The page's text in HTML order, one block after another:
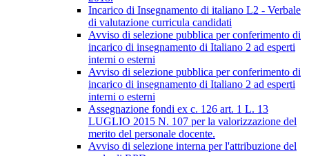
Incarico di Insegnamento di italiano L2 - Verbale
di valutazione curricula candidati
Avviso di selezione pubblica per conferimento di
incarico di insegnamento di Italiano 2 ad esperti
interni o esterni
Avviso di selezione pubblica per conferimento di
incarico di insegnamento di Italiano 2 ad esperti
interni o esterni
Assegnazione fondi ex c. 126 art. 1 L. 13
LUGLIO 2015 N. 107 per la valorizzazione del
merito del personale docente.
Avviso di selezione interna per l'attribuzione del